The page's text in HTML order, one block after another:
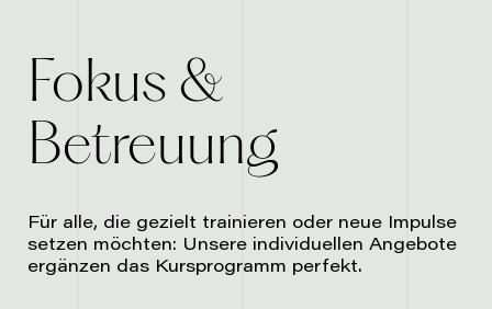
Fokus &
Betreuung
Für alle, die gezielt trainieren oder neue Impulse
setzen möchten: Unsere individuellen Angebote
ergänzen das Kursprogramm perfekt.